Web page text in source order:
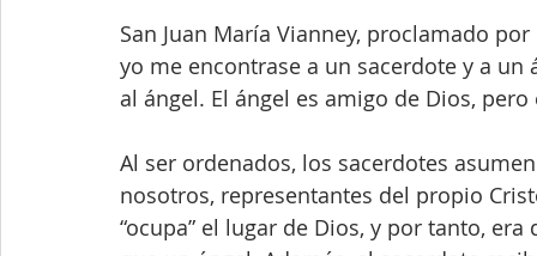
San Juan María Vianney, proclamado
yo me encontrase a un sacerdote y a
al ángel. El ángel es amigo de Dios,
Al ser ordenados, los sacerdotes
nosotros, representantes del propio
“ocupa” el lugar de Dios, y por tanto,